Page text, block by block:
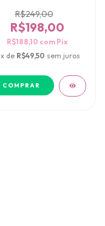
R$249,00
R$198,00
R$188,10 com Pix
x de R$49,50 sem juros